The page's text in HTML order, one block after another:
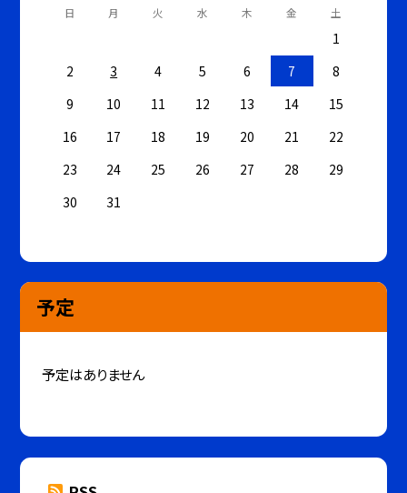
日 月 火 水 木 金 土
1
2
3 4 5 6 7
8
9
10 11 12 13 14
15
16
17 18 19 20 21
22
23
24 25 26 27 28
29
30
31
予定
予定はありません